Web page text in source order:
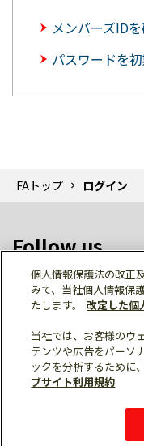
メンバーズID
パスワードを
FAトップ ログイン
Follow us
個人情報保護 利用
サイトマップ
三
個人情報保護法の改正
みて、当社個人情報保
たします。
改定した個
当社では、お客様のウ
テンツや広告をパーソ
ックを分析するために
ブサイト利用規約